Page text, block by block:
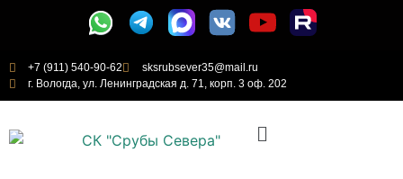
+7 (911) 540-90-62
sksrubsever35@mail.ru
г. Вологда, ул. Ленинградская д. 71, корп. 3 оф. 202